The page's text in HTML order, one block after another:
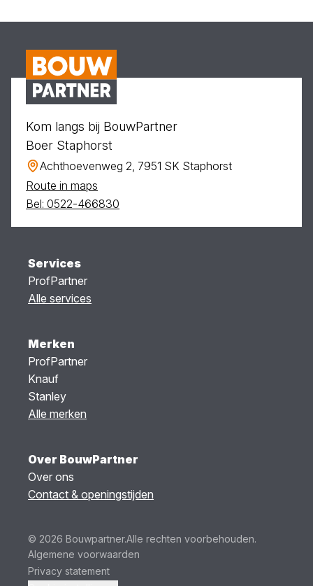
Kom langs bij BouwPartner
Boer Staphorst
Achthoevenweg 2, 7951 SK Staphorst
Route in maps
Bel: 0522-466830
Services
ProfPartner
Alle services
Merken
ProfPartner
Knauf
Stanley
Alle merken
Over BouwPartner
Over ons
Contact & openingstijden
© 2026 Bouwpartner.Alle rechten voorbehouden.
Algemene voorwaarden
Privacy statement